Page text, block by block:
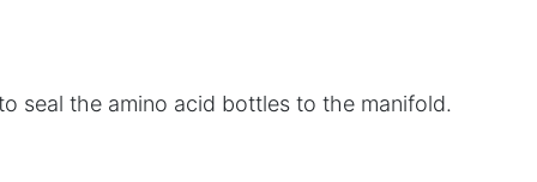
seal the amino acid bottles to the manifold.